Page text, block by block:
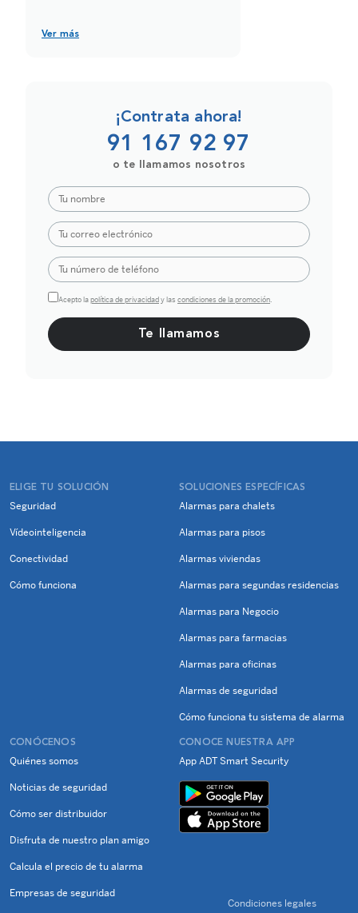
¡Contrata ahora!
91 167 92 97
o te llamamos nosotros
Acepto la política de privacidad y las condiciones de la promoción
Por favor, deja este campo vacío.
más efectivas de mejorar la
Ver más
ELIGE TU SOLUCIÓN
Seguridad
Vídeointeligencia
Conectividad
Cómo funciona
SOLUCIONES ESPECÍFICAS
Alarmas para chalets
Alarmas para pisos
Alarmas viviendas
Alarmas para segundas residencias
Alarmas para Negocio
Alarmas para farmacias
Alarmas para oficinas
Alarmas de seguridad
Cómo funciona tu sistema de alarma
CONÓCENOS
Quiénes somos
Noticias de seguridad
Cómo ser distribuidor
Disfruta de nuestro plan amigo
Calcula el precio de tu alarma
Empresas de seguridad
CONOCE NUESTRA APP
App ADT Smart Security
Condiciones legales